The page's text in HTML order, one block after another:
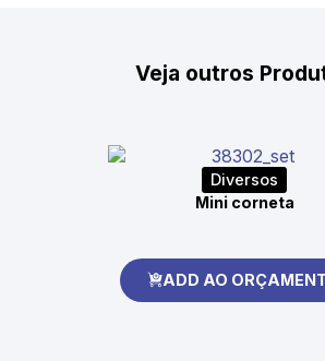
Veja outros
Diversos
Mini corneta
ADD AO